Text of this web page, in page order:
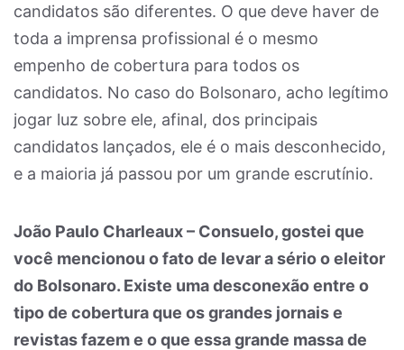
candidatos são diferentes. O que deve haver de
toda a imprensa profissional é o mesmo
empenho de cobertura para todos os
candidatos. No caso do Bolsonaro, acho legítimo
jogar luz sobre ele, afinal, dos principais
candidatos lançados, ele é o mais desconhecido,
e a maioria já passou por um grande escrutínio.
João Paulo Charleaux – Consuelo, gostei que
você mencionou o fato de levar a sério o eleitor
do Bolsonaro. Existe uma desconexão entre o
tipo de cobertura que os grandes jornais e
revistas fazem e o que essa grande massa de